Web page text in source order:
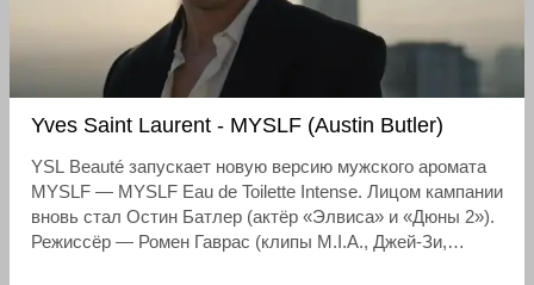
Yves Saint Laurent - MYSLF (Austin Butler)
YSL Beauté запускает новую версию мужского аромата
MYSLF — MYSLF Eau de Toilette Intense. Лицом кампании
вновь стал Остин Батлер (актёр «Элвиса» и «Дюны 2»).
Режиссёр — Ромен Гаврас (клипы M.I.A., Джей-Зи,